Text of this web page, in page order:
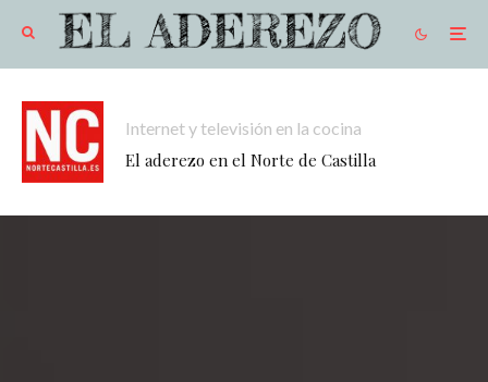
Internet y televisión en la cocina
El aderezo en el Norte de Castilla